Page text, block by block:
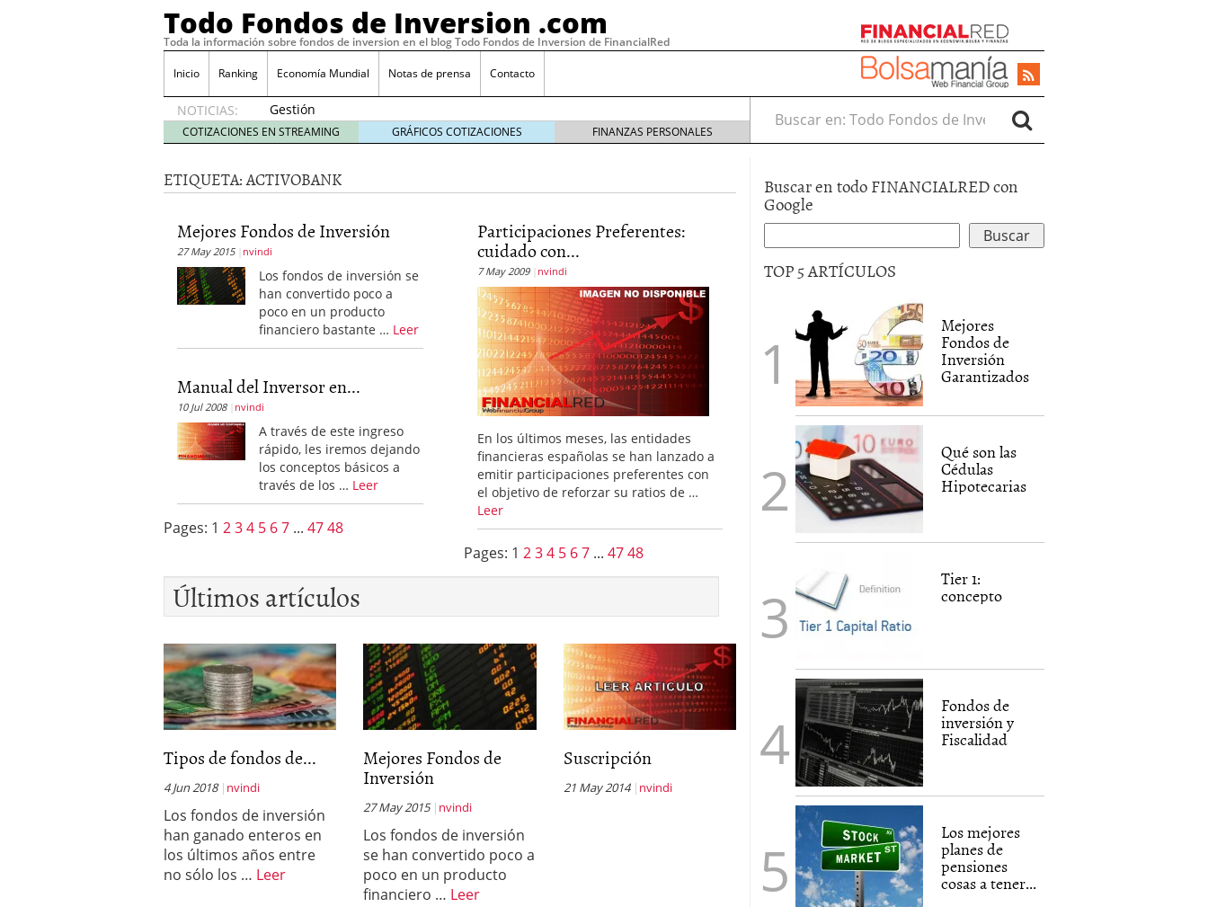
Todo Fondos de Inversion .com
Toda la información sobre fondos de inversion en el blog Todo Fondos de Inversion de FinancialRed
Inicio Ranking Economía Mundial Notas de prensa Contacto
NOTICIAS:
Gestión
pasiva
contra
activa en
España:
debate
que ya
no es
debate
febrero
28, 2026
Renta variable española: la categoría más rentable de 2025 a la que nadie
La renta fija domina los fondos en España: por qué los inversores siguen
apostando por la deuda
febrero 16, 2026
Los fondos de inversión alcanzan los 463.628 millones en febrero: la racha
no se detiene febrero 8, 2026
Los fondos de inversión en España cierran 2025 con un patrimonio récord
de 450.889 millones de euros
febrero 3, 2026
COTIZACIONES EN STREAMING GRÁFICOS COTIZACIONES FINANZAS PERSONALES
Buscar en:
ETIQUETA:ACTIVOBANK
Mejores Fondos de Inversión
27 May 2015 nvindi
Los fondos de inversión se
han convertido poco a
poco en un producto
financiero bastante … Leer
Manual del Inversor en...
10 Jul 2008 nvindi
A través de este ingreso
rápido, les iremos dejando
los conceptos básicos a
través de los … Leer
Pages: 1 234 5 67 ... 4748
Participaciones Preferentes:
cuidado con...
7 May 2009 nvindi
En los últimos meses, las entidades
financieras españolas se han lanzado a
emitir participaciones preferentes con
el objetivo de reforzar su ratios de …
Leer
Pages: 1 234 5 67 ... 4748
Últimos artículos
Tipos de fondos de...
4 Jun 2018 nvindi
Los fondos de inversión
han ganado enteros en
los últimos años entre
no sólo los … Leer
Mejores Fondos de
Inversión
27 May 2015 nvindi
Los fondos de inversión
se han convertido poco a
poco en un producto
financiero … Leer
Suscripción
21 May 2014 nvindi
Buscar en todo FINANCIALRED con
Google
TOP 5 ARTÍCULOS
Mejores
Fondos de
Inversión
Garantizados
Qué son las
Cédulas
Hipotecarias
Tier 1:
concepto
Fondos de
inversión y
Fiscalidad
Los mejores
planes de
pensiones
cosas a tener...